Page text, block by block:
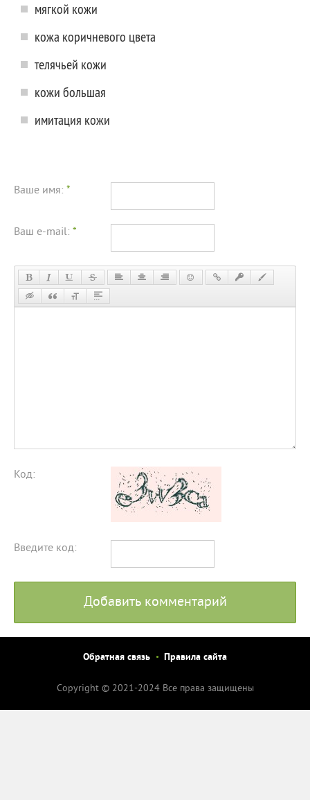
мягкой кожи
кожа коричневого цвета
телячьей кожи
кожи большая
имитация кожи
Ваше имя: *
Ваш e-mail: *
Код:
Введите код:
Добавить комментарий
Обратная связь Правила сайта
Copyright © 2021-2024 Все права защищены